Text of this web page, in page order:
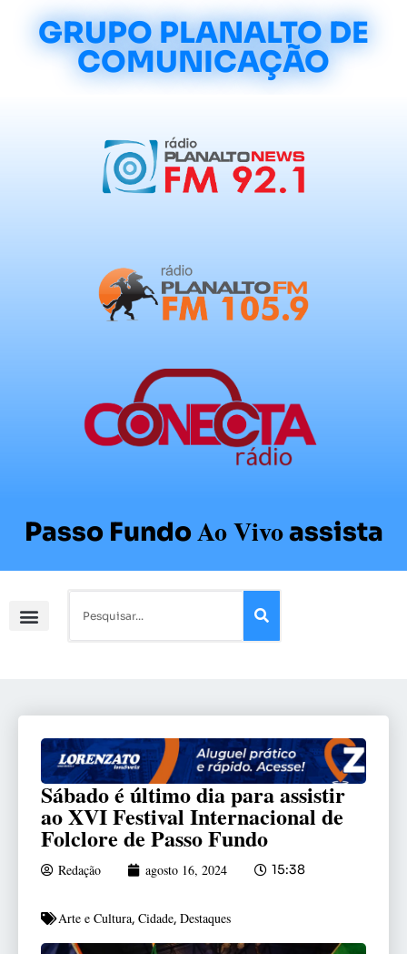
GRUPO PLANALTO DE
COMUNICAÇÃO
Passo FundoAo Vivoassista
Sábado é último dia para assistir
ao XVI Festival Internacional de
Folclore de Passo Fundo
Redação agosto 16, 2024 15:38
Arte e Cultura, Cidade, Destaques